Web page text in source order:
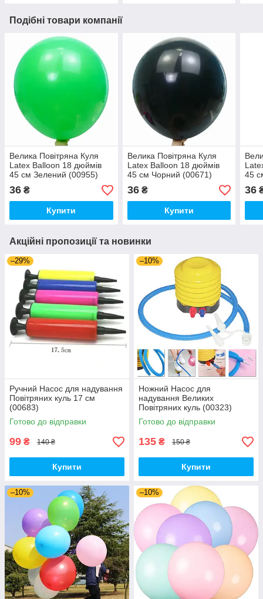
Подібні товари компанії
Велика Повітряна Куля
Latex Balloon 18 дюймів
45 см Зелений (00955)
36 ₴
Купити
Велика Повітряна Куля
Latex Balloon 18 дюймів
45 см Чорний (00671)
36₴
Купити
45
36
Акційні пропозиції та новинки
–29%
Ручний Насос для надування
Повітряних куль 17 см
(00683)
Готово до відправки
99 ₴ 140 ₴
Купити
–10%
Ножний Насос для
надування Великих
Повітряних куль (00323)
Готово до відправки
135 ₴ 150 ₴
Купити
–10% –10%